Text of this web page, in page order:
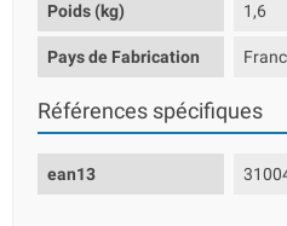
Poids (kg) 1,6
Pays de Fabrication
Références spécifiques
ean13